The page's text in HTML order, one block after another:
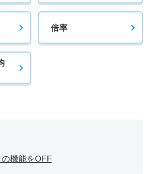
倍率
の機能をOFF